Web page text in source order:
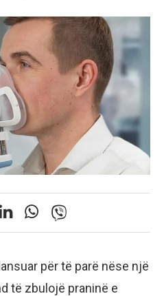
për të parë nëse një
të zbulojë praninë e